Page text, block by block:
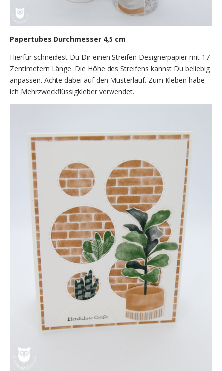
Papertubes Durchmesser 4,5 cm
Hierfür schneidest Du Dir einen Streifen Designerpapier mit 17
Zentimetern Länge. Die Höhe des Streifens kannst Du beliebig
anpassen. Achte dabei auf den Musterlauf. Zum Kleben habe
ich Mehrzweckflüssigkleber verwendet.